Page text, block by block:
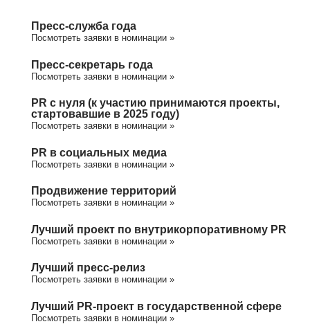
Пресс-служба года
Посмотреть заявки в номинации »
Пресс-секретарь года
Посмотреть заявки в номинации »
PR с нуля (к участию принимаются проекты,
стартовавшие в 2025 году)
Посмотреть заявки в номинации »
PR в социальных медиа
Посмотреть заявки в номинации »
Продвижение территорий
Посмотреть заявки в номинации »
Лучший проект по внутрикорпоративному PR
Посмотреть заявки в номинации »
Лучший пресс-релиз
Посмотреть заявки в номинации »
Лучший PR-проект в государственной сфере
Посмотреть заявки в номинации »